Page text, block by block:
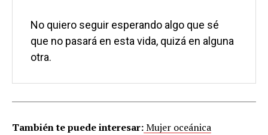
No quiero seguir esperando algo que sé
que no pasará en esta vida, quizá en alguna
otra.
También te puede interesar:Mujer oceánica